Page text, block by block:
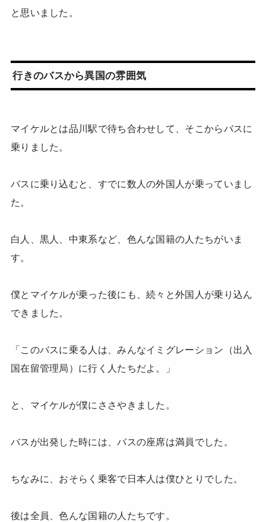
と思いました。
行きのバスから異国の雰囲気
マイケルとは品川駅で待ち合わせして、そこからバスに
乗りました。
バスに乗り込むと、すでに数人の外国人が乗っていまし
た。
白人、黒人、中東系など、色んな国籍の人たちがいま
す。
僕とマイケルが乗った後にも、続々と外国人が乗り込ん
できました。
「このバスに乗る人は、みんなイミグレーション（出入
国在留管理局）に行く人たちだよ。」
と、マイケルが僕にささやきました。
バスが出発した時には、バスの座席は満員でした。
ちなみに、おそらく乗客で日本人は僕ひとりでした。
後は全員、色んな国籍の人たちです。